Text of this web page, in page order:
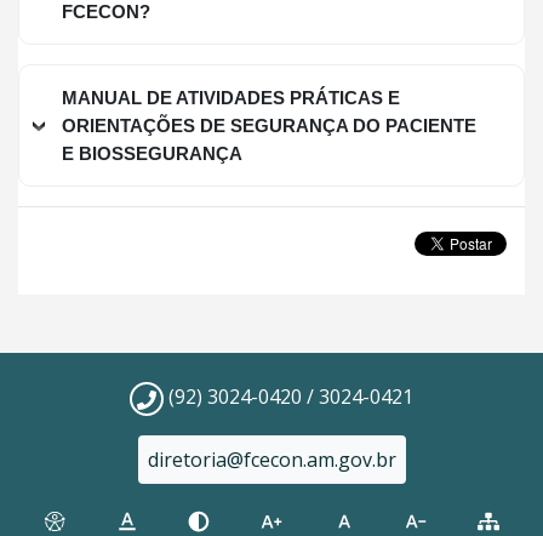
FCECON?
MANUAL DE ATIVIDADES PRÁTICAS E
ORIENTAÇÕES DE SEGURANÇA DO PACIENTE
E BIOSSEGURANÇA
(92) 3024-0420 / 3024-0421
diretoria@fcecon.am.gov.br